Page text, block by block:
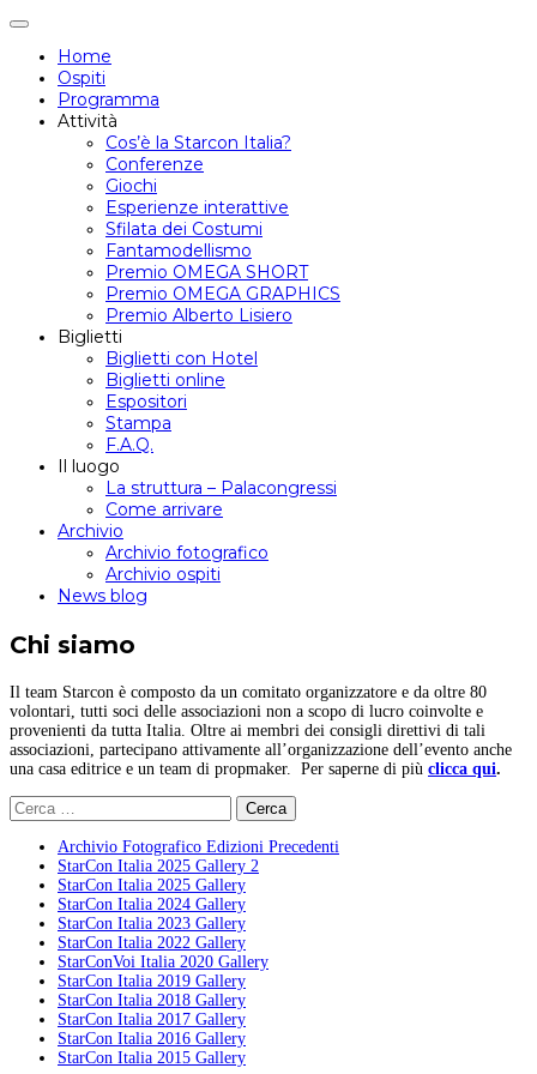
Attiva/disattiva
navigazione
Home
Ospiti
Programma
Attività
Cos’è la Starcon Italia?
Conferenze
Giochi
Esperienze interattive
Sfilata dei Costumi
Fantamodellismo
Premio OMEGA SHORT
Premio OMEGA GRAPHICS
Premio Alberto Lisiero
Biglietti
Biglietti con Hotel
Biglietti online
Espositori
Stampa
F.A.Q.
Il luogo
La struttura – Palacongressi
Come arrivare
Archivio
Archivio fotografico
Archivio ospiti
News blog
Chi siamo
Il team Starcon è composto da un comitato organizzatore e da oltre 80
volontari, tutti soci delle associazioni non a scopo di lucro coinvolte e
provenienti da tutta Italia. Oltre ai membri dei consigli direttivi di tali
associazioni, partecipano attivamente all’organizzazione dell’evento anche
una casa editrice e un team di propmaker. Per saperne di più clicca qui.
Ricerca
per:
Archivio Fotografico Edizioni Precedenti
StarCon Italia 2025 Gallery 2
StarCon Italia 2025 Gallery
StarCon Italia 2024 Gallery
StarCon Italia 2023 Gallery
StarCon Italia 2022 Gallery
StarConVoi Italia 2020 Gallery
StarCon Italia 2019 Gallery
StarCon Italia 2018 Gallery
StarCon Italia 2017 Gallery
StarCon Italia 2016 Gallery
StarCon Italia 2015 Gallery